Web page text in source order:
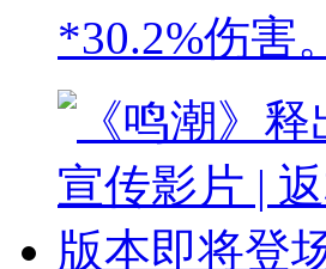
*30.2%伤害。